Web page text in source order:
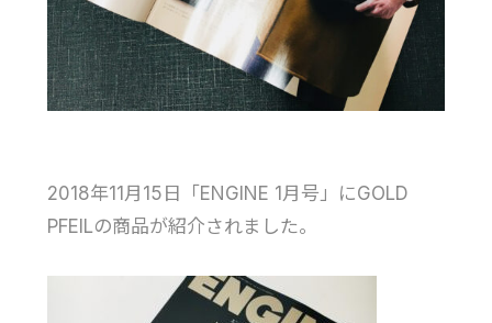
2018年11月15日「ENGINE 1月号」にGOLD
PFEILの商品が紹介されました。